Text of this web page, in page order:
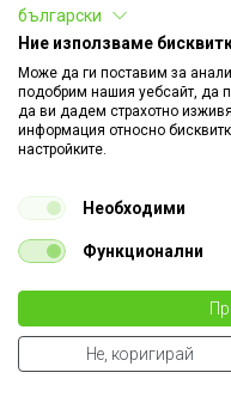
Условия за ползване
Стани дистрибутор
Карта на сайта
Как да намеря документ
към поръчка
Конфигуратор за ел.
ключове и контакти
Уважаеми Клиенти, моля да
нашия
те могат да се различават от
променя неговите
български
Ние използваме
Може да ги поставим за
подобрим нашия уебсайт, да
да ви дадем страхотно
информация относно
настройките.
Необходими
Функционални
Не, коригирай